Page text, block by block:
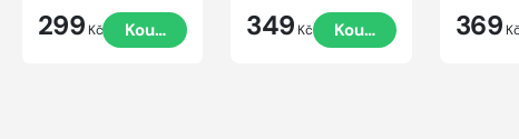
299 Kč Koupit 349 Kč Koupit 369